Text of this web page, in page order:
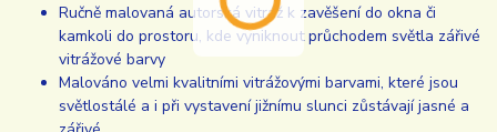
Ručně malovaná autorská vitráž k zavěšení do okna či
kamkoli do prostoru, kde vyniknout průchodem světla zářivé
vitrážové barvy
Malováno velmi kvalitními vitrážovými barvami, které jsou
světlostálé a i při vystavení jižnímu slunci zůstávají jasné a